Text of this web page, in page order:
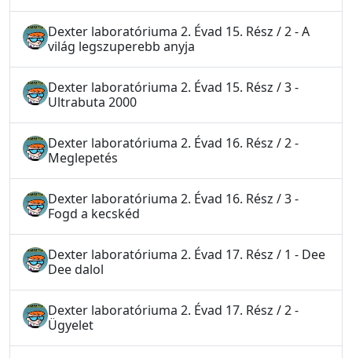
Dexter laboratóriuma 2. Évad 15. Rész / 2 - A
világ legszuperebb anyja
Dexter laboratóriuma 2. Évad 15. Rész / 3 -
Ultrabuta 2000
Dexter laboratóriuma 2. Évad 16. Rész / 2 -
Meglepetés
Dexter laboratóriuma 2. Évad 16. Rész / 3 -
Fogd a kecskéd
Dexter laboratóriuma 2. Évad 17. Rész / 1 - Dee
Dee dalol
Dexter laboratóriuma 2. Évad 17. Rész / 2 -
Ügyelet